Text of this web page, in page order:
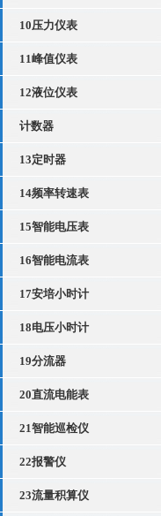
10压力仪表
11峰值仪表
12液位仪表
计数器
13定时器
14频率转速表
15智能电压表
16智能电流表
17安培小时计
18电压小时计
19分流器
20直流电能表
21智能巡检仪
22报警仪
23流量积算仪